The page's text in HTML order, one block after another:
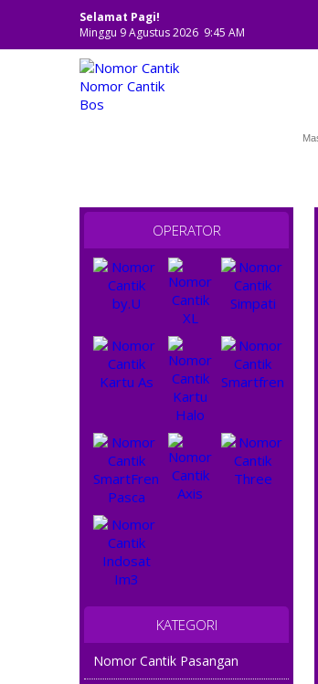
Selamat Pagi!
Minggu 9 Agustus 2026 9:45 AM
OPERATOR
KATEGORI
Nomor Cantik Pasangan